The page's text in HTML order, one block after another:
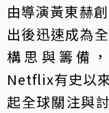
由導演黃東赫
出後迅速成為
構思與籌備
Netflix有史以
起全球關注與